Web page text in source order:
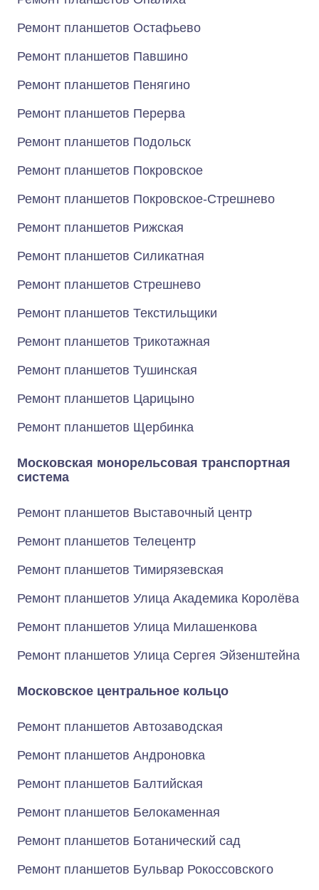
Ремонт планшетов Остафьево
Ремонт планшетов Павшино
Ремонт планшетов Пенягино
Ремонт планшетов Перерва
Ремонт планшетов Подольск
Ремонт планшетов Покровское
Ремонт планшетов Покровское-Стрешнево
Ремонт планшетов Рижская
Ремонт планшетов Силикатная
Ремонт планшетов Стрешнево
Ремонт планшетов Текстильщики
Ремонт планшетов Трикотажная
Ремонт планшетов Тушинская
Ремонт планшетов Царицыно
Ремонт планшетов Щербинка
Московская монорельсовая транспортная
система
Ремонт планшетов Выставочный центр
Ремонт планшетов Телецентр
Ремонт планшетов Тимирязевская
Ремонт планшетов Улица Академика Королёва
Ремонт планшетов Улица Милашенкова
Ремонт планшетов Улица Сергея Эйзенштейна
Московское центральное кольцо
Ремонт планшетов Автозаводская
Ремонт планшетов Андроновка
Ремонт планшетов Балтийская
Ремонт планшетов Белокаменная
Ремонт планшетов Ботанический сад
Ремонт планшетов Бульвар Рокоссовского